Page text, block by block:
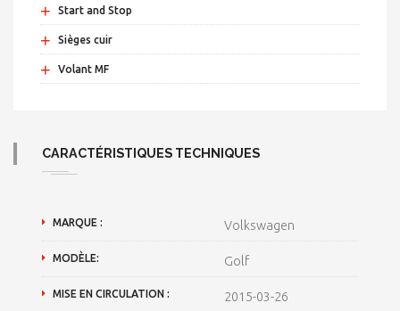
+ Start and Stop
+ Sièges cuir
+ Volant MF
CARACTÉRISTIQUES TECHNIQUES
MARQUE : Volkswagen
MODÈLE: Golf
MISE EN CIRCULATION : 2015-03-26